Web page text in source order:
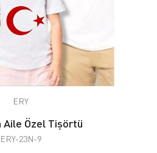
ERY
Aile Özel Tişörtü
ERY-23N-9